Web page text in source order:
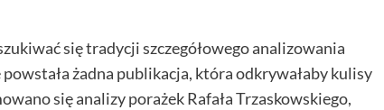
się tradycji szczegółowego analizowania
żadna publikacja, która odkrywałaby kulisy
się analizy porażek Rafała Trzaskowskiego,